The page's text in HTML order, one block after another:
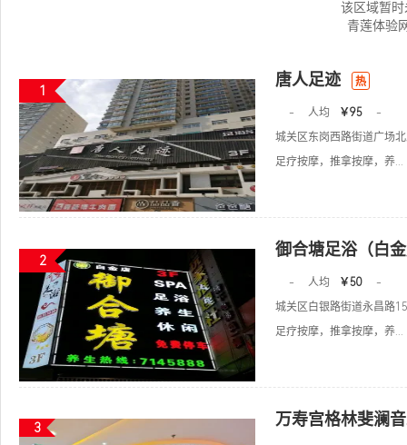
该区域暂
青莲体验
1
唐人足迹 热
- 人均 ￥95
-
城关区东岗西路街道广场
足疗按摩，推拿按摩，养...
2
御合塘足浴（白
- 人均 ￥50
-
城关区白银路街道永昌路
足疗按摩，推拿按摩，养...
3 万寿宫格林斐澜